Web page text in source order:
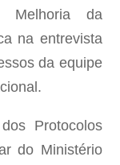
Melhoria da
na entrevista
da equipe
Protocolos
do Ministério